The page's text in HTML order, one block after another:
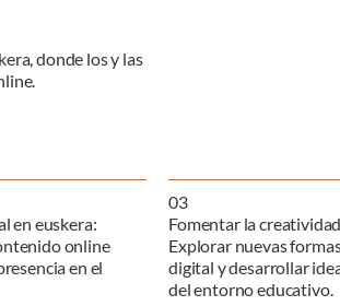
donde los y las
en euskera:
online
en el
03
Fomentar la
Explorar nuevas
digital y desarrollar
del entorno educativo.